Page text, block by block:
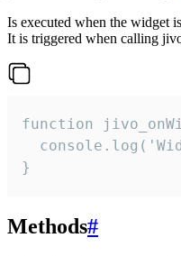
Is executed when the widget
It is triggered when calling
function
}
Methods#